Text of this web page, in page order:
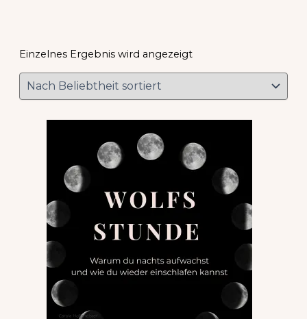
Einzelnes Ergebnis wird angezeigt